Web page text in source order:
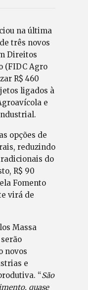
na última
três novos
Direitos
(FIDC Agro
R$ 460
ligados à
e
opções de
reduzindo
do
R$ 90
Fomento
virá de
Massa
novos
e
“São
quase